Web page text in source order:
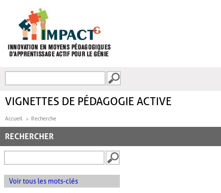
FORMULAIRE DE
VIGNETTES DE PÉDAGOGIE ACTIVE
Accueil Recherche
RECHERCHER
Voir tous les mots-clés